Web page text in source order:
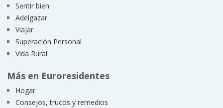
Sentir bien
Adelgazar
Viajar
Superación Personal
Vida Rural
Más en Euroresidentes
Hogar
Consejos, trucos y remedios